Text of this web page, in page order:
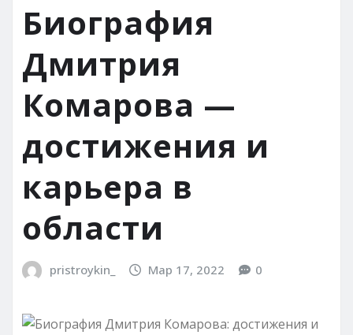
Биография
Дмитрия
Комарова —
достижения и
карьера в
области
pristroykin_ Мар 17, 2022 0